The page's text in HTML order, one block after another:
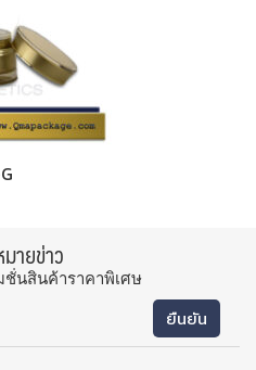
ายข่าว
ชั่นสินค้าราคาพิเศษ